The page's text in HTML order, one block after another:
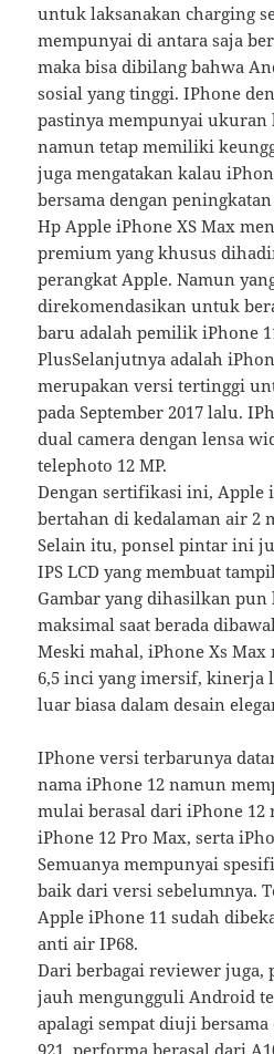
untuk laksanakan charging
mempunyai di antara saja
maka bisa dibilang bahwa
sosial yang tinggi. IPhone
pastinya mempunyai ukuran
namun tetap memiliki
juga mengatakan kalau
bersama dengan
Hp Apple iPhone XS Max
premium yang khusus
perangkat Apple. Namun
direkomendasikan untuk
baru adalah pemilik iPhone
PlusSelanjutnya adalah
merupakan versi tertinggi
pada September 2017 lalu.
dual camera dengan lensa
telephoto 12 MP.
Dengan sertifikasi ini, Apple
bertahan di kedalaman air 2
Selain itu, ponsel pintar ini
IPS LCD yang membuat
Gambar yang dihasilkan
maksimal saat berada
Meski mahal, iPhone Xs
6,5 inci yang imersif, kinerja
luar biasa dalam desain
IPhone versi terbarunya
nama iPhone 12 namun
mulai berasal dari iPhone 12
iPhone 12 Pro Max, serta
Semuanya mempunyai
baik dari versi sebelumnya.
Apple iPhone 11 sudah
anti air IP68.
Dari berbagai reviewer juga,
jauh mengungguli Android
apalagi sempat diuji bersama
921, performa berasal dari